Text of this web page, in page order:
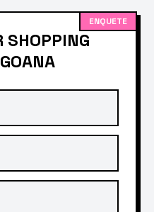
ENQUETE
SHOPPING